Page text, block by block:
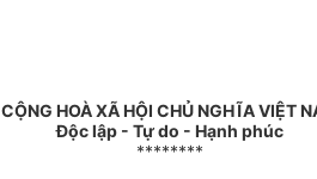
CỘNG HOÀ XÃ HỘI CHỦ NGHĨA VIỆT
Độc lập - Tự do - Hạnh phúc
********